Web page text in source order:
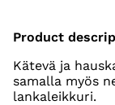
Product
Kätevä ja
samalla myös
lankaleikkuri.